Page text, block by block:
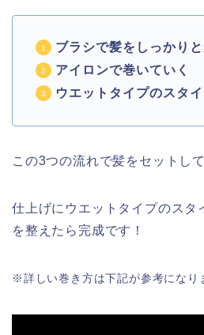
ブラシで髪をしっかり
アイロンで巻いていく
ウエットタイプのスタ
この3つの流れで髪をセットし
仕上げにウエットタイプのスタ
を整えたら完成です！
※詳しい巻き方は下記が参考になり